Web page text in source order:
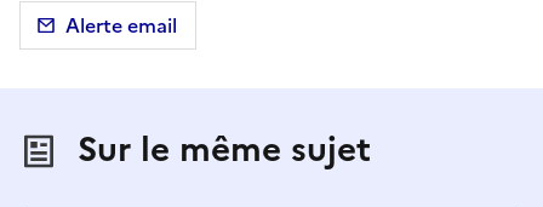
Alerte email
Sur le même sujet